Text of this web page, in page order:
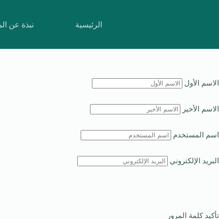
الرئيسية نبذة عن
الاسم الأول
الاسم الأخير
اسم المستخدم
البريد الإلكتروني
تأكيد كلمة المرور